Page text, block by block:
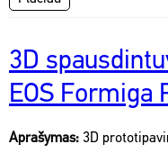
3D
EOS Formiga
Aprašymas: 3D